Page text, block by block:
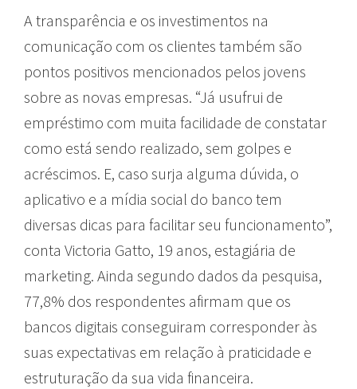
A transparência e os investimentos na
comunicação com os clientes também são
pontos positivos mencionados pelos jovens
sobre as novas empresas. “Já usufrui de
empréstimo com muita facilidade de constatar
como está sendo realizado, sem golpes e
acréscimos. E, caso surja alguma dúvida, o
aplicativo e a mídia social do banco tem
diversas dicas para facilitar seu funcionamento”,
conta Victoria Gatto, 19 anos, estagiária de
marketing. Ainda segundo dados da pesquisa,
77,8% dos respondentes afirmam que os
bancos digitais conseguiram corresponder às
suas expectativas em relação à praticidade e
estruturação da sua vida financeira.